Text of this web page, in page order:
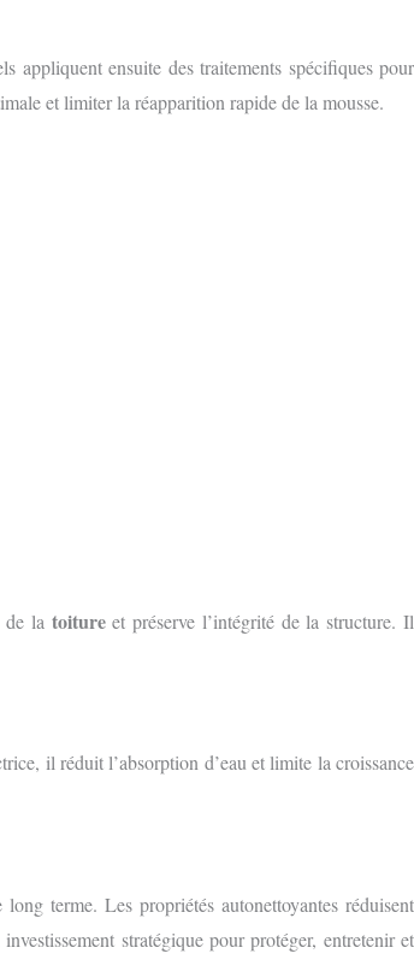
appliquent ensuite des traitements spécifiques pour
et limiter la réapparition rapide de la mousse.
de la toitureet préserve l’intégrité de la structure. Il
il réduit l’absorption d’eau et limite la croissance
terme. Les propriétés autonettoyantes réduisent
stratégique pour protéger, entretenir et